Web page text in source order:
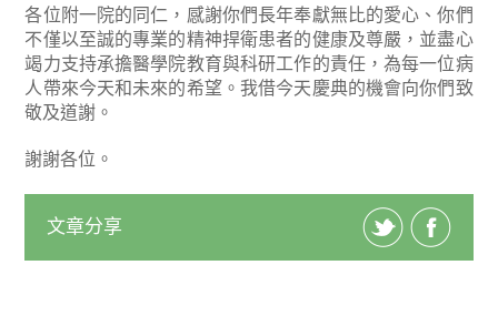
各位附一院的同仁，感謝你們長年奉獻無比的愛心、你們
不僅以至誠的專業的精神捍衛患者的健康及尊嚴，並盡心
竭力支持承擔醫學院教育與科研工作的責任，為每一位病
人帶來今天和未來的希望。我借今天慶典的機會向你們致
敬及道謝。
謝謝各位。
文章分享